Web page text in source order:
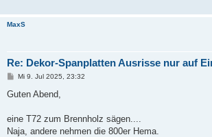
MaxS
Re: Dekor-Spanplatten Ausrisse nur auf
B
i
a
Mi 9. Jul 2025, 23:32
Guten Abend,
eine T72 zum Brennholz sägen....
Naja, andere nehmen die 800er Hema.